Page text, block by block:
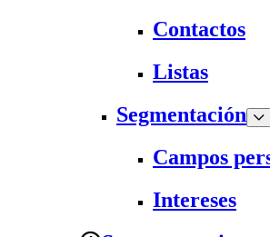
Contactos
Listas
Segmentación
Campos
Intereses